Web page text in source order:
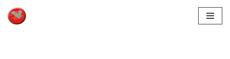
Pular